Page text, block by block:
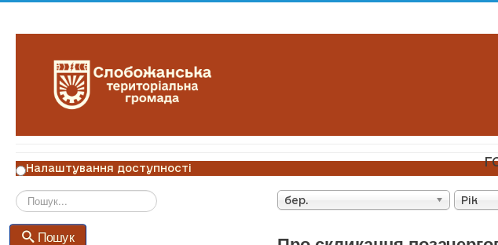
Налаштування доступності
Пошук
бер. Рік